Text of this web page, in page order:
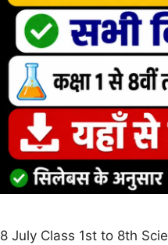
8 July Class 1st to 8th